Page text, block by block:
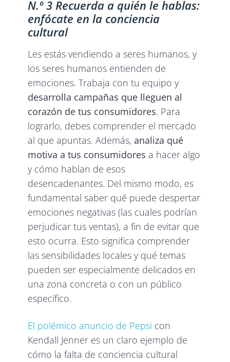
N.º 3 Recuerda a quién le hablas:
enfócate en la conciencia
cultural
Les estás vendiendo a seres humanos, y
los seres humanos entienden de
emociones. Trabaja con tu equipo y
desarrolla campañas que lleguen al
corazón de tus consumidores. Para
lograrlo, debes comprender el mercado
al que apuntas. Además,analiza qué
motiva a tus consumidoresa hacer algo
y cómo hablan de esos
desencadenantes. Del mismo modo, es
fundamental saber qué puede despertar
emociones negativas (las cuales podrían
perjudicar tus ventas), a fin de evitar que
esto ocurra. Esto significa comprender
las sensibilidades locales y qué temas
pueden ser especialmente delicados en
una zona concreta o con un público
específico.
El polémico anuncio de Pepsi con
Kendall Jenner es un claro ejemplo de
cómo la falta de conciencia cultural